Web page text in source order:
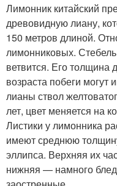
Лимонник китайский
древовидную лиану,
150 метров длиной.
лимонниковых.
ветвится. Его толщина
возраста побеги могут
лианы ствол
лет, цвет меняется на
Листики у лимонника
имеют среднюю
эллипса. Верхняя их
нижняя — намного